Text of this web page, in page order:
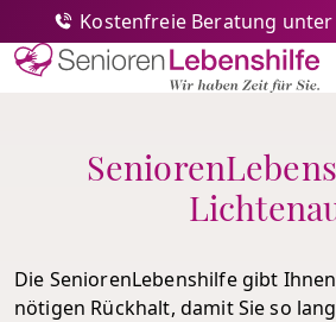
Kostenfreie Beratung unter
Die SeniorenLebenshilfe gibt
nötigen Rückhalt, damit Sie so